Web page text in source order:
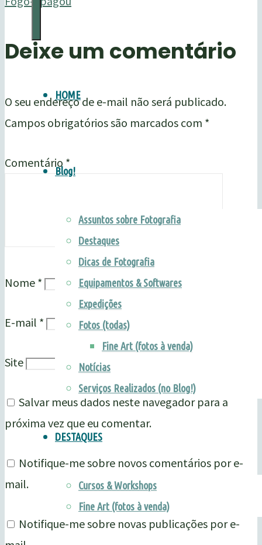
para
&
Natureza
HOME
Blog!
Assuntos sobre Fotografia
Destaques
Dicas de Fotografia
Equipamentos & Softwares
Expedições
Fotos (todas)
Fine Art (fotos à venda)
Notícias
Serviços Realizados (no Blog!)
DESTAQUES
Cursos & Workshops
Fine Art (fotos à venda)
Deixe um comentário
O seu endereço de e-mail não será publicado.
Campos obrigatórios são marcados com *
Comentário *
Nome *
E-mail *
Site
Salvar meus dados neste navegador para a
próxima vez que eu comentar.
Notifique-me sobre novos comentários por e-
mail.
Notifique-me sobre novas publicações por e-